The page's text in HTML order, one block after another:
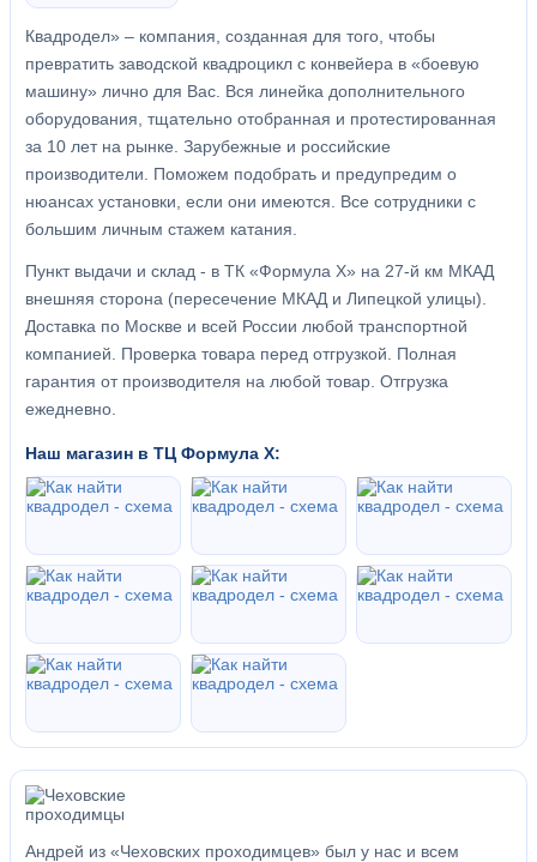
Квадродел» – компания, созданная для того, чтобы
превратить заводской квадроцикл с конвейера в «боевую
машину» лично для Вас. Вся линейка дополнительного
оборудования, тщательно отобранная и протестированная
за 10 лет на рынке. Зарубежные и российские
производители. Поможем подобрать и предупредим о
нюансах установки, если они имеются. Все сотрудники с
большим личным стажем катания.
Пункт выдачи и склад - в ТК «Формула X» на 27-й км МКАД
внешняя сторона (пересечение МКАД и Липецкой улицы).
Доставка по Москве и всей России любой транспортной
компанией. Проверка товара перед отгрузкой. Полная
гарантия от производителя на любой товар. Отгрузка
ежедневно.
Наш магазин в ТЦ Формула Х:
Андрей из «Чеховских проходимцев» был у нас и всем